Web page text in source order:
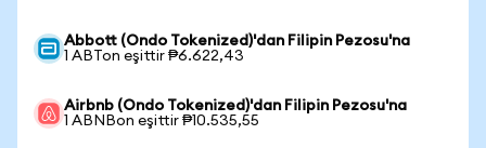
Abbott (Ondo Tokenized)'dan Filipin Pezosu'na
1 ABTon eşittir ₱6.622,43
Airbnb (Ondo Tokenized)'dan Filipin Pezosu'na
1 ABNBon eşittir ₱10.535,55